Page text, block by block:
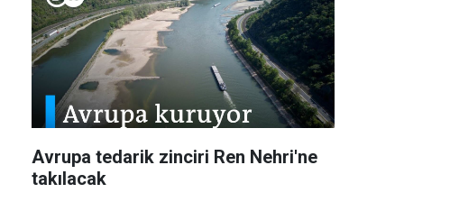
Avrupa tedarik zinciri Ren Nehri'ne
takılacak